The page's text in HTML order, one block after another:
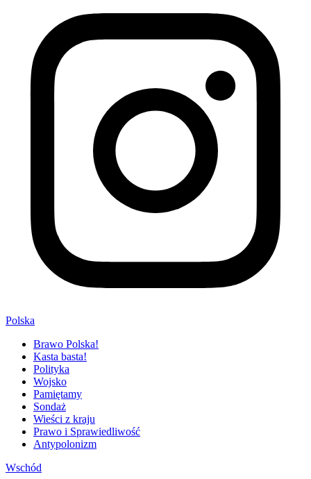
Polska
Brawo Polska!
Kasta basta!
Polityka
Wojsko
Pamiętamy
Sondaż
Wieści z kraju
Prawo i Sprawiedliwość
Antypolonizm
Wschód